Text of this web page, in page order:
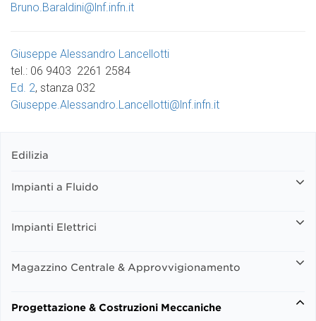
Bruno.Baraldini@lnf.infn.it
Giuseppe Alessandro Lancellotti
tel.: 06 9403 2261 2584
Ed. 2, stanza 032
Giuseppe.Alessandro.Lancellotti@lnf.infn.it
Edilizia
Impianti a Fluido
Impianti Elettrici
Magazzino Centrale & Approvvigionamento
Progettazione & Costruzioni Meccaniche